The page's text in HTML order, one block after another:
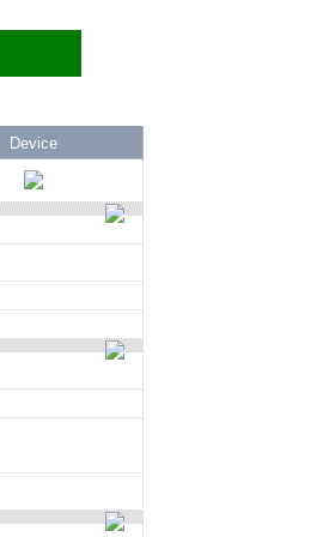
Device